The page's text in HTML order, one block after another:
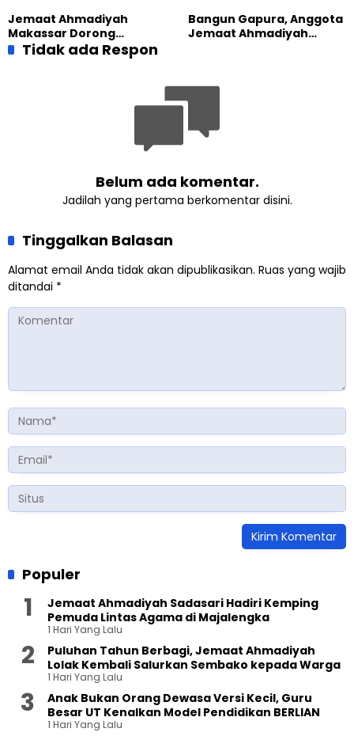
Masjid di Jemaat
Ahmadiyah Sukapura
Jemaat Ahmadiyah
Makassar Dorong
Kesadaran Lingkungan
Lewat Edukasi Ekoteologi
Bangun Gapura, Anggota
Jemaat Ahmadiyah
Tidak ada Respon
Belum ada komentar.
Jadilah yang pertama berkomentar disini.
Tinggalkan Balasan
Alamat email Anda tidak akan dipublikasikan. Ruas yang wajib
ditandai *
Populer
Jemaat Ahmadiyah Sadasari Hadiri Kemping
Pemuda Lintas Agama di Majalengka
1 Hari Yang Lalu
Puluhan Tahun Berbagi, Jemaat Ahmadiyah
Lolak Kembali Salurkan Sembako kepada Warga
1 Hari Yang Lalu
Anak Bukan Orang Dewasa Versi Kecil, Guru
Besar UT Kenalkan Model Pendidikan BERLIAN
1 Hari Yang Lalu